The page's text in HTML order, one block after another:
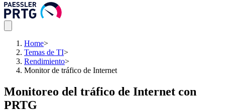
Home>
Temas de TI>
Rendimiento>
Monitor de tráfico de Internet
Monitoreo del tráfico de Internet con
PRTG